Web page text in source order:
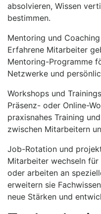
absolvieren, Wissen
bestimmen.
Mentoring und Coaching
Erfahrene Mitarbeiter
Mentoring-Programme
Netzwerke und
Workshops und Trainings
Präsenz- oder Online-
praxisnahes Training
zwischen Mitarbeitern
Job-Rotation und
Mitarbeiter wechseln
oder arbeiten an
erweitern sie
neue Stärken und